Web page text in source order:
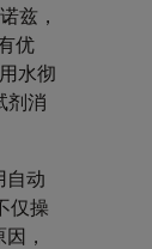
兹，
优
水彻
剂消
自动
仅操
，